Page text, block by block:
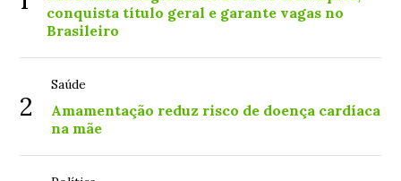
conquista título geral e garante vagas no
Brasileiro
2
Saúde
Amamentação reduz risco de doença cardíaca
na mãe